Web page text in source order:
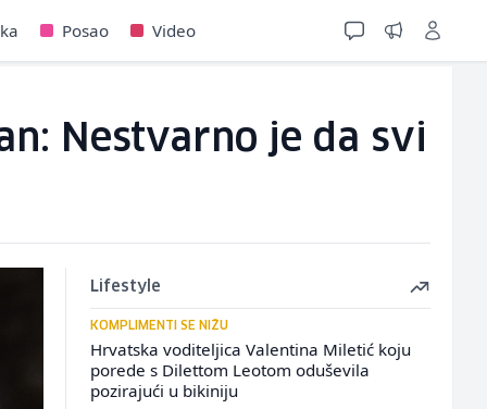
Posao Video
Nestvarno je da svi
Lifestyle
KOMPLIMENTI SE NIŽU
Hrvatska voditeljica Valentina Miletić koju
porede s Dilettom Leotom oduševila
pozirajući u bikiniju